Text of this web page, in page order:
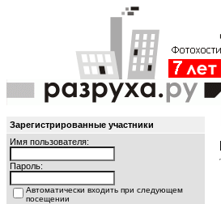
Зарегистрированные участники
Имя пользователя:
Пароль:
Автоматически входить при следующем
посещении